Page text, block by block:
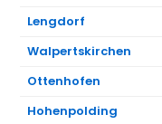
Lengdorf
Walpertskirchen
Ottenhofen
Hohenpolding